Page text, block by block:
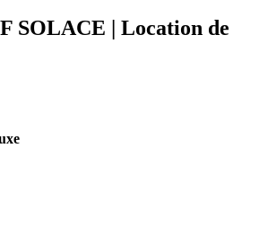
SOLACE | Location de